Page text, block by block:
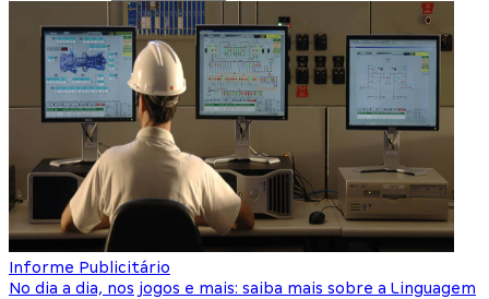
Informe Publicitário
No dia a dia, nos jogos e mais: saiba mais sobre a Linguagem